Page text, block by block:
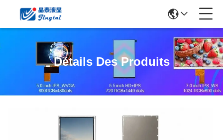
Détails Des Produits